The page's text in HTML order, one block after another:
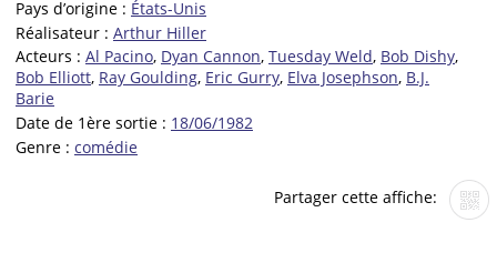
Pays d’origine : États-Unis
Réalisateur : Arthur Hiller
Acteurs : Al Pacino, Dyan Cannon, Tuesday Weld, Bob Dishy,
Bob Elliott, Ray Goulding, Eric Gurry, Elva Josephson, B.J.
Barie
Date de 1ère sortie : 18/06/1982
Genre : comédie
Partager cette affiche: